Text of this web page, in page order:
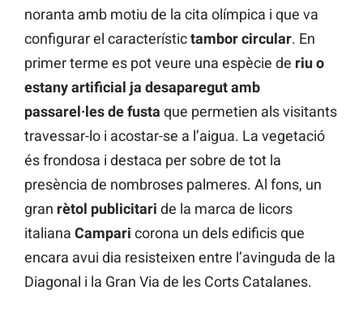
noranta amb motiu de la cita olímpica i que va
configurar el característictamborcircular. En
primer terme es pot veure una espècie de riu o
estany artificial ja desaparegut amb
passarel·les de fusta que permetien als visitants
travessar-lo i acostar-se a l’aigua. La vegetació
és frondosa i destaca per sobre de tot la
presència de nombroses palmeres. Al fons, un
gran rètol publicitari de la marca de licors
italiana Campari corona un dels edificis que
encara avui dia resisteixen entre l’avinguda de la
Diagonal i la Gran Via de les Corts Catalanes.